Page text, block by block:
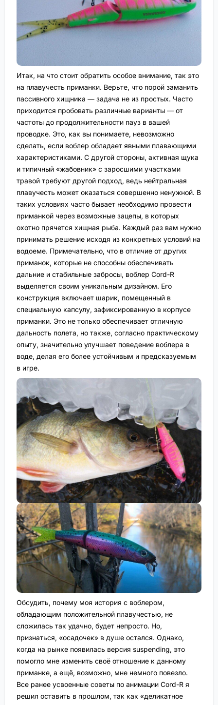
Итак, на что стоит обратить особое внимание, так это
на плавучесть приманки. Верьте, что порой заманить
пассивного хищника — задача не из простых. Часто
приходится пробовать различные варианты — от
частоты до продолжительности пауз в вашей
проводке. Это, как вы понимаете, невозможно
сделать, если воблер обладает явными плавающими
характеристиками. С другой стороны, активная щука
и типичный «жабовник» с заросшими участками
травой требуют другой подход, ведь нейтральная
плавучесть может оказаться совершенно ненужной. В
таких условиях часто бывает необходимо провести
приманкой через возможные зацепы, в которых
охотно прячется хищная рыба. Каждый раз вам нужно
принимать решение исходя из конкретных условий на
водоеме. Примечательно, что в отличие от других
приманок, которые не способны обеспечивать
дальние и стабильные забросы, воблер Cord-R
выделяется своим уникальным дизайном. Его
конструкция включает шарик, помещенный в
специальную капсулу, зафиксированную в корпусе
приманки. Это не только обеспечивает отличную
дальность полета, но также, согласно практическому
опыту, значительно улучшает поведение воблера в
воде, делая его более устойчивым и предсказуемым
в игре.
Обсудить, почему моя история с воблером,
обладающим положительной плавучестью, не
сложилась так удачно, будет непросто. Но,
признаться, «осадочек» в душе остался. Однако,
когда на рынке появилась версия suspending, это
помогло мне изменить своё отношение к данному
приманке, а ещё, возможно, мне немного повезло.
Все ранее усвоенные советы по анимации Cord-R я
решил оставить в прошлом, так как «деликатное